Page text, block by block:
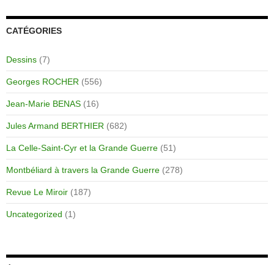
CATÉGORIES
Dessins (7)
Georges ROCHER (556)
Jean-Marie BENAS (16)
Jules Armand BERTHIER (682)
La Celle-Saint-Cyr et la Grande Guerre (51)
Montbéliard à travers la Grande Guerre (278)
Revue Le Miroir (187)
Uncategorized (1)